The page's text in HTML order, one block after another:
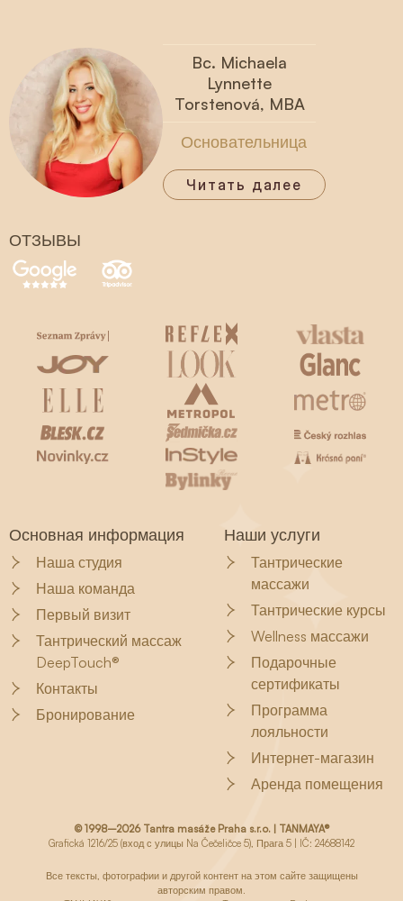
Bc. Michaela
Lynnette
Torstenová, MBA
Основательница
Читать далее
ОТЗЫВЫ
Основная информация
Наша студия
Наша команда
Первый визит
Тантрический массаж
DeepTouch®
Контакты
Бронирование
Наши услуги
Тантрические
массажи
Тантрические курсы
Wellness массажи
Подарочные
сертификаты
Программа
лояльности
Интернет-магазин
Аренда помещения
© 1998–2026 Tantra masáže Praha s.r.o. | TANMAYA®
Grafická 1216/25 (вход с улицы Na Čečeličce 5), Прага 5 | IČ: 24688142
Все тексты, фотографии и другой контент на этом сайте защищены
авторским правом.